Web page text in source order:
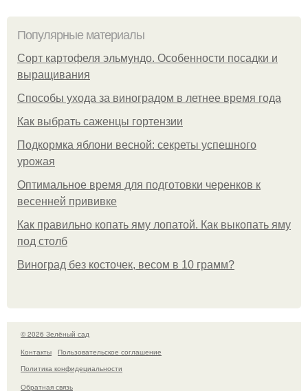
Популярные материалы
Сорт картофеля эльмундо. Особенности посадки и
выращивания
Способы ухода за виноградом в летнее время года
Как выбрать саженцы гортензии
Подкормка яблони весной: секреты успешного
урожая
Оптимальное время для подготовки черенков к
весенней прививке
Как правильно копать яму лопатой. Как выкопать яму
под столб
Виноград без косточек, весом в 10 грамм?
© 2026 Зелёный сад
Контакты
Пользовательское соглашение
Политика конфидециальности
Обратная связь